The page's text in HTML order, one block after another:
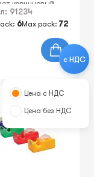
коричневый
91234
6Max pack: 72
с НДС
Цена с НДС
Цена без НДС